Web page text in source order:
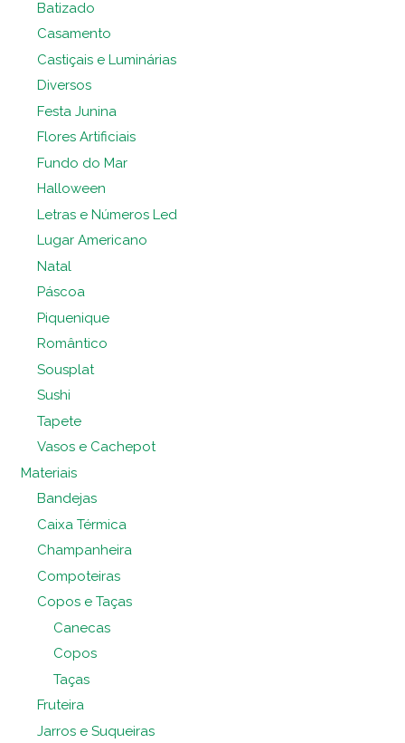
Batizado
Casamento
Castiçais e Luminárias
Diversos
Festa Junina
Flores Artificiais
Fundo do Mar
Halloween
Letras e Números Led
Lugar Americano
Natal
Páscoa
Piquenique
Romântico
Sousplat
Sushi
Tapete
Vasos e Cachepot
Materiais
Bandejas
Caixa Térmica
Champanheira
Compoteiras
Copos e Taças
Canecas
Copos
Taças
Fruteira
Jarros e Suqueiras